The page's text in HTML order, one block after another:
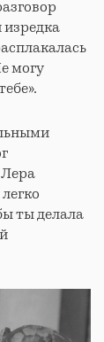
могу
ты делала